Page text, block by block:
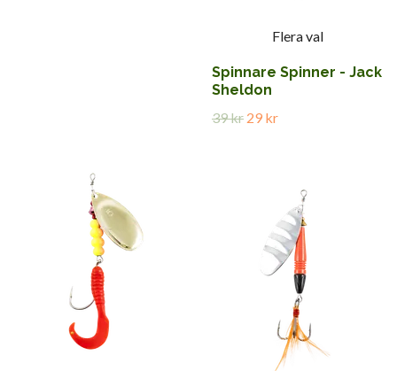
Flera val
Spinnare Spinner - Jack
Sheldon
39 kr 29 kr